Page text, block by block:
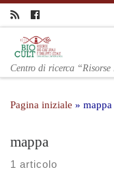
Centro di ricerca
Pagina iniziale » mappa
mappa
1 articolo